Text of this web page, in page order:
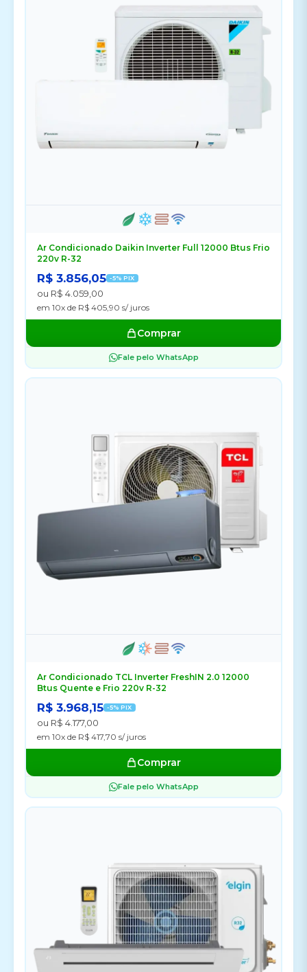
Ar Condicionado Daikin Inverter Full 12000 Btus Frio
220v R-32
R$ 3.856,05 -5% PIX
ou R$ 4.059,00
em 10x de R$ 405,90 s/ juros
Comprar
Fale pelo WhatsApp
Ar Condicionado TCL Inverter FreshIN 2.0 12000
Btus Quente e Frio 220v R-32
R$ 3.968,15 -5% PIX
ou R$ 4.177,00
em 10x de R$ 417,70 s/ juros
Comprar
Fale pelo WhatsApp